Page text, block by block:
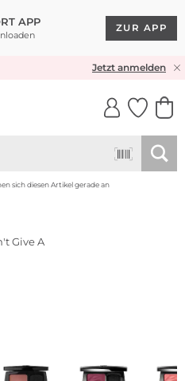
APP
ZUR APP
& RÜCKVERSANDJetzt anmelden
sich diesen Artikel gerade an
Give A